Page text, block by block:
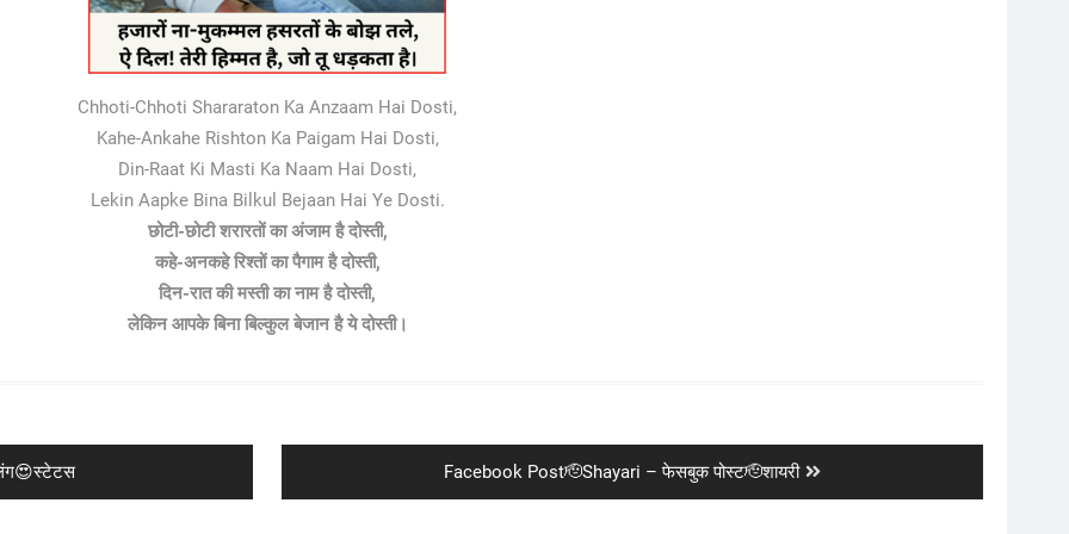
Chhoti-Chhoti Shararaton Ka Anzaam Hai Dosti,
Kahe-Ankahe Rishton Ka Paigam Hai Dosti,
Din-Raat Ki Masti Ka Naam Hai Dosti,
Lekin Aapke Bina Bilkul Bejaan Hai Ye Dosti.
छोटी-छोटी शरारतों का अंजाम है दोस्ती,
कहे-अनकहे रिश्तों का पैगाम है दोस्ती,
दिन-रात की मस्ती का नाम है दोस्ती,
लेकिन आपके बिना बिल्कुल बेजान है ये दोस्ती।
Next
post:
Facebook Post🫡Shayari – फेसबुक पोस्ट🫡शायरी